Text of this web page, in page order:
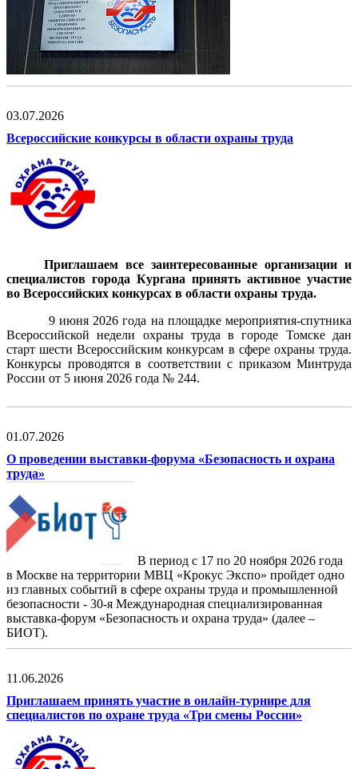
03.07.2026
Всероссийские конкурсы в области охраны труда
Приглашаем все заинтересованные организации и
специалистов города Кургана принять активное участие
во Всероссийских конкурсах в области охраны труда.
9 июня 2026 года на площадке мероприятия-спутника
Всероссийской недели охраны труда в городе Томске дан
старт шести Всероссийским конкурсам в сфере охраны труда.
Конкурсы проводятся в соответствии с приказом Минтруда
России от 5 июня 2026 года № 244.
01.07.2026
О проведении выставки-форума «Безопасность и охрана
труда»
В период с 17 по 20 ноября 2026 года
в Москве на территории МВЦ «Крокус Экспо» пройдет одно
из главных событий в сфере охраны труда и промышленной
безопасности - 30-я Международная специализированная
выставка-форум «Безопасность и охрана труда» (далее –
БИОТ).
11.06.2026
Приглашаем принять участие в онлайн-турнире для
специалистов по охране труда «Три смены России»